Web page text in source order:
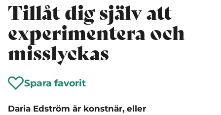
Tillåt dig själv att
experimentera och
misslyckas
Spara favorit
Daria Edström är konstnär, eller